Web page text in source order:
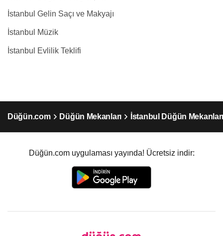
İstanbul Gelin Saçı ve Makyajı
İstanbul Müzik
İstanbul Evlilik Teklifi
Düğün.com Düğün Mekanları İstanbul Düğün
Düğün.com uygulaması yayında! Ücretsiz indir: